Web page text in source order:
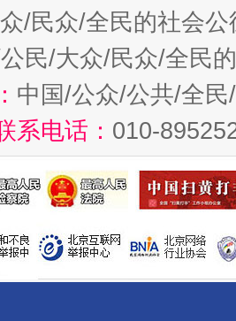
/民众/全民的社会公
民/大众/民众/全民
中国/公众/公共/全
系电话： 010-